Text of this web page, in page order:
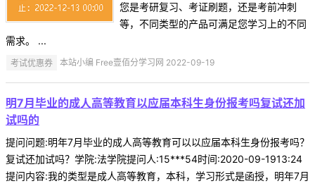
您是考研复习、考证刷题，还是考前冲刺
等，不同类型的产品可满足您学习上的不同
需求。 ...
考试优惠券 本站小编 Free壹佰分学习网 2022-09-19
明7月毕业的成人高等教育以应届本科生身份报考吗复试还加
试吗的
提问问题:明年7月毕业的成人高等教育可以以应届本科生身份报考吗？
复试还加试吗？学院:法学院提问人:15***54时间:2020-09-1913:24
提问内容:我的类型是成人高等教育，本科，学习形式是函授，明年7月